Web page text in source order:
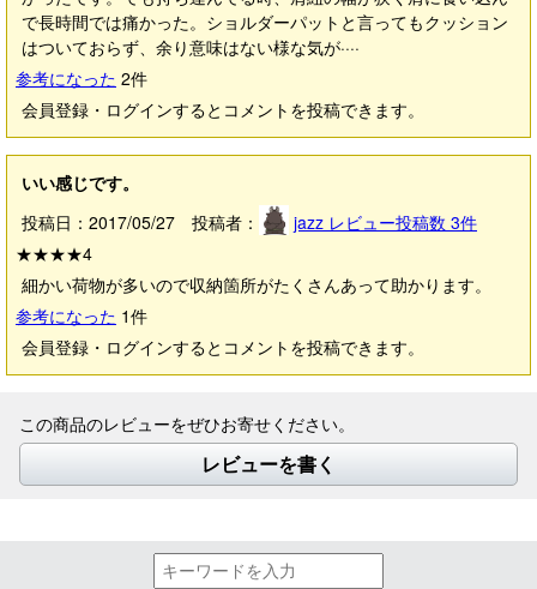
で長時間では痛かった。ショルダーパットと言ってもクッション
はついておらず、余り意味はない様な気が····
参考になった 2件
会員登録・ログインするとコメントを投稿できます。
いい感じです。
投稿日：2017/05/27 投稿者：
jazz レビュー投稿数 3件
★★★★4
細かい荷物が多いので収納箇所がたくさんあって助かります。
参考になった 1件
会員登録・ログインするとコメントを投稿できます。
この商品のレビューをぜひお寄せください。
レビューを書く